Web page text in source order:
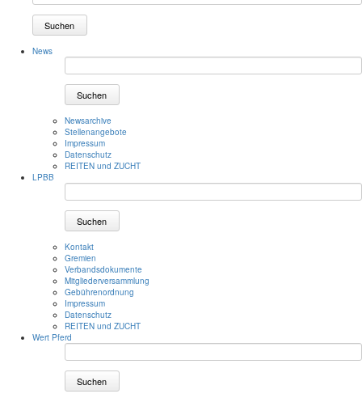
Suchen
News
Suchen
Newsarchive
Stellenangebote
Impressum
Datenschutz
REITEN und ZUCHT
LPBB
Suchen
Kontakt
Gremien
Verbandsdokumente
Mitgliederversammlung
Gebührenordnung
Impressum
Datenschutz
REITEN und ZUCHT
Wert Pferd
Suchen